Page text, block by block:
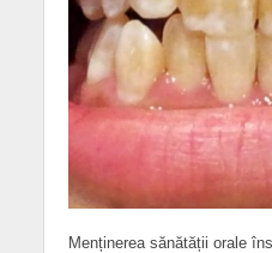
Menținerea sănătății orale